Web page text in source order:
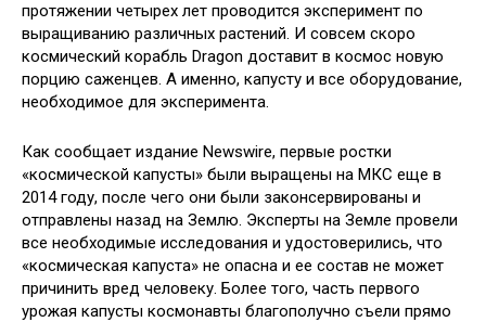
протяжении четырех лет проводится эксперимент по
выращиванию различных растений. И совсем скоро
космический корабль Dragon доставит в космос новую
порцию саженцев. А именно, капусту и все оборудование,
необходимое для эксперимента.
Как сообщает издание Newswire, первые ростки
«космической капусты» были выращены на МКС еще в
2014 году, после чего они были законсервированы и
отправлены назад на Землю. Эксперты на Земле провели
все необходимые исследования и удостоверились, что
«космическая капуста» не опасна и ее состав не может
причинить вред человеку. Более того, часть первого
урожая капусты космонавты благополучно съели прямо